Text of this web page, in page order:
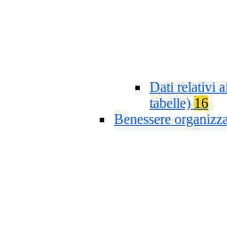
Dati relativi
tabelle) 16
Benessere